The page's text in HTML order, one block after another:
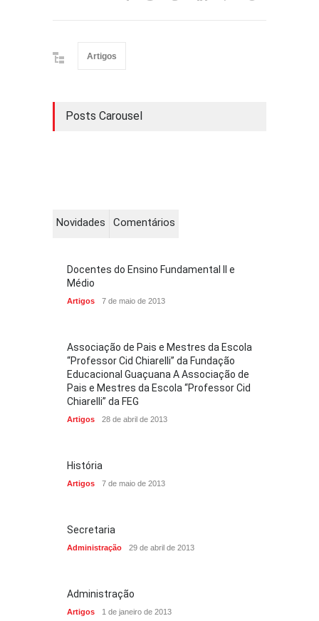
Artigos
Posts Carousel
Novidades Comentários
Docentes do Ensino Fundamental II e
Médio
Artigos 7 de maio de 2013
Associação de Pais e Mestres da Escola
“Professor Cid Chiarelli” da Fundação
Educacional Guaçuana A Associação de
Pais e Mestres da Escola “Professor Cid
Chiarelli” da FEG
Artigos 28 de abril de 2013
História
Artigos 7 de maio de 2013
Secretaria
Administração 29 de abril de 2013
Administração
Artigos 1 de janeiro de 2013